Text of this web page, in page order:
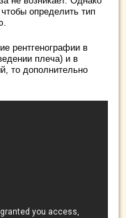
определить тип
рентгенографии в
плеча) и в
то дополнительно